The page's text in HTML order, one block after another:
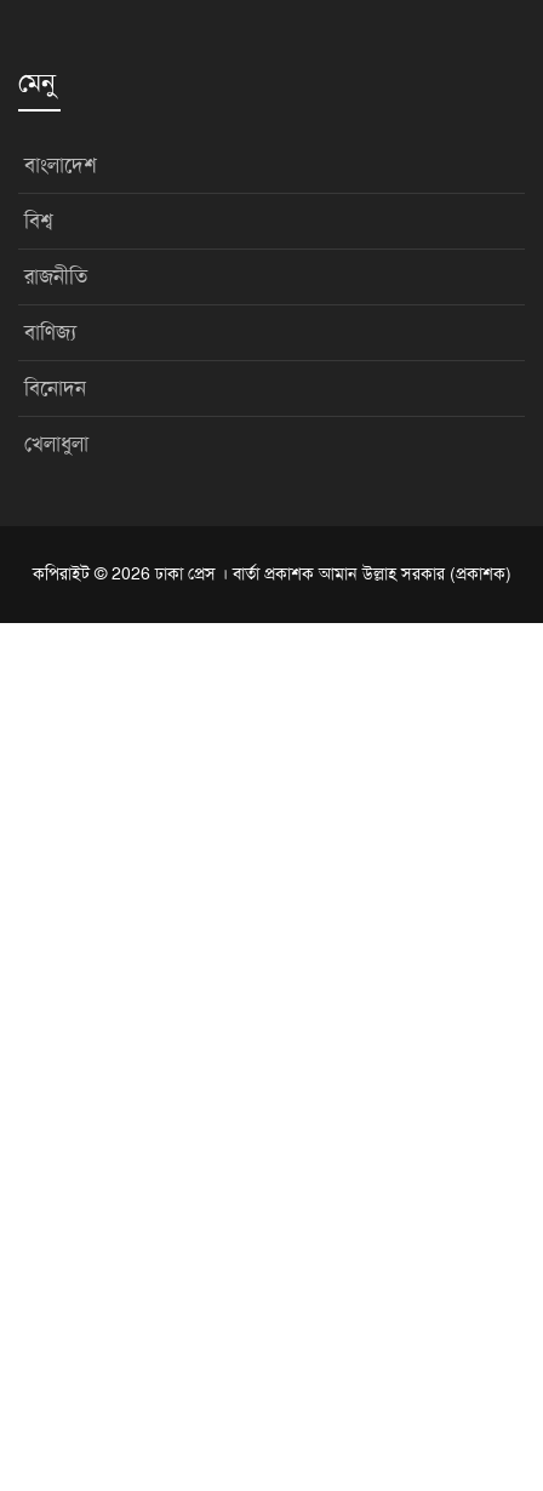
মেনু
বাংলাদেশ
বিশ্ব
রাজনীতি
বাণিজ্য
বিনোদন
খেলাধুলা
কপিরাইট © 2026 ঢাকা প্রেস । বার্তা প্রকাশক আমান উল্লাহ সরকার (প্রকাশক)